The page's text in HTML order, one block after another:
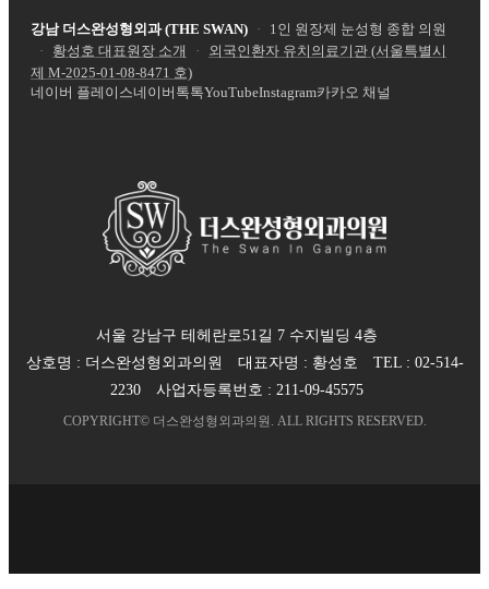
강남 더스완성형외과 (THE SWAN) ·
1인 원장제 눈성형 종합 의원
·
황성호 대표원장 소개 ·
외국인환자 유치의료기관 (서울특별시
제 M-2025-01-08-8471 호)
네이버 플레이스네이버톡톡YouTubeInstagram카카오 채널
서울 강남구 테헤란로51길 7 수지빌딩 4층
상호명 : 더스완성형외과의원 대표자명 : 황성호 TEL : 02-514-
2230
사업자등록번호 : 211-09-45575
COPYRIGHT© 더스완성형외과의원 . ALL RIGHTS RESERVED.